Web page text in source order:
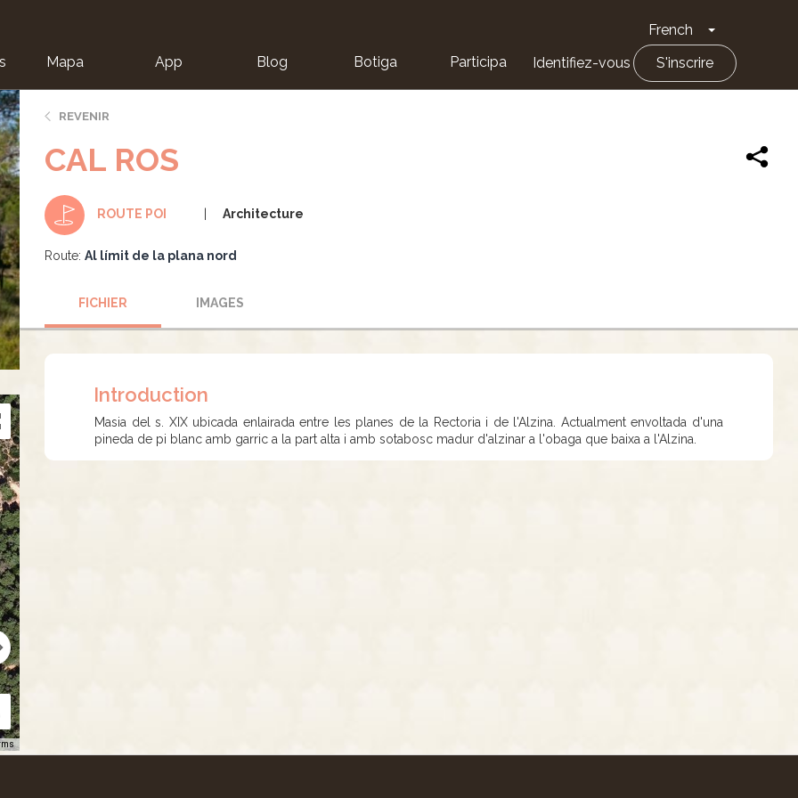
French Toggle
Mapa App Blog Botiga Participa Identifiez-vous S'inscrire
REVENIR
CAL ROS
ROUTE POI Architecture
Route: Al límit de la plana nord
FICHIER IMAGES
Introduction
Masia del s. XIX ubicada enlairada entre les planes de la Rectoria i de l'Alzina. Actualment envoltada d'una
pineda de pi blanc amb garric a la part alta i amb sotabosc madur d'alzinar a l'obaga que baixa a l'Alzina.